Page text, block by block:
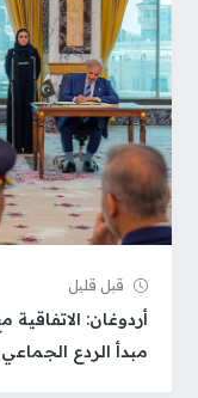
قبل قلیل
أردوغان:
مبدأ الردع